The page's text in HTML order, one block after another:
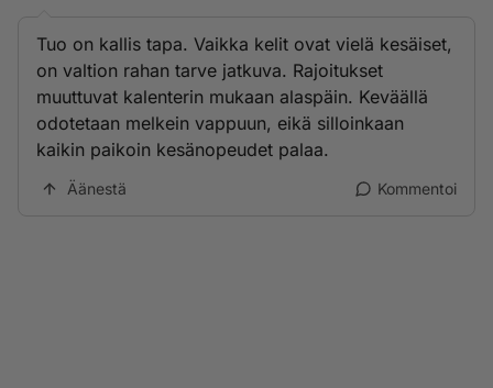
Tuo on kallis tapa. Vaikka kelit ovat vielä kesäiset,
on valtion rahan tarve jatkuva. Rajoitukset
muuttuvat kalenterin mukaan alaspäin. Keväällä
odotetaan melkein vappuun, eikä silloinkaan
kaikin paikoin kesänopeudet palaa.
Äänestä Kommentoi